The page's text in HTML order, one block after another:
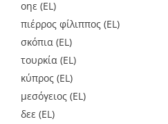
οηε (EL)
πιέρρος φίλιππος (EL)
σκόπια (EL)
τουρκία (EL)
κύπρος (EL)
μεσόγειος (EL)
δεε (EL)